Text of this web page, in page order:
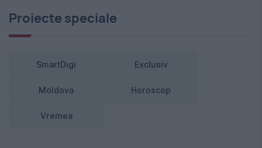
Proiecte speciale
SmartDigi Exclusiv
Moldova Horoscop
Vremea